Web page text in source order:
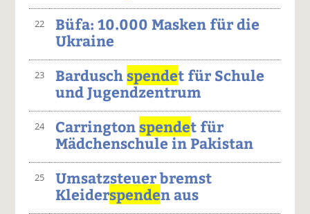
22
Büfa: 10.000 Masken für die
Ukraine
23 Barduschspendet für Schule
und Jugendzentrum
24 Carringtonspendet für
Mädchenschule in Pakistan
25
Umsatzsteuer bremst
Kleiderspenden aus